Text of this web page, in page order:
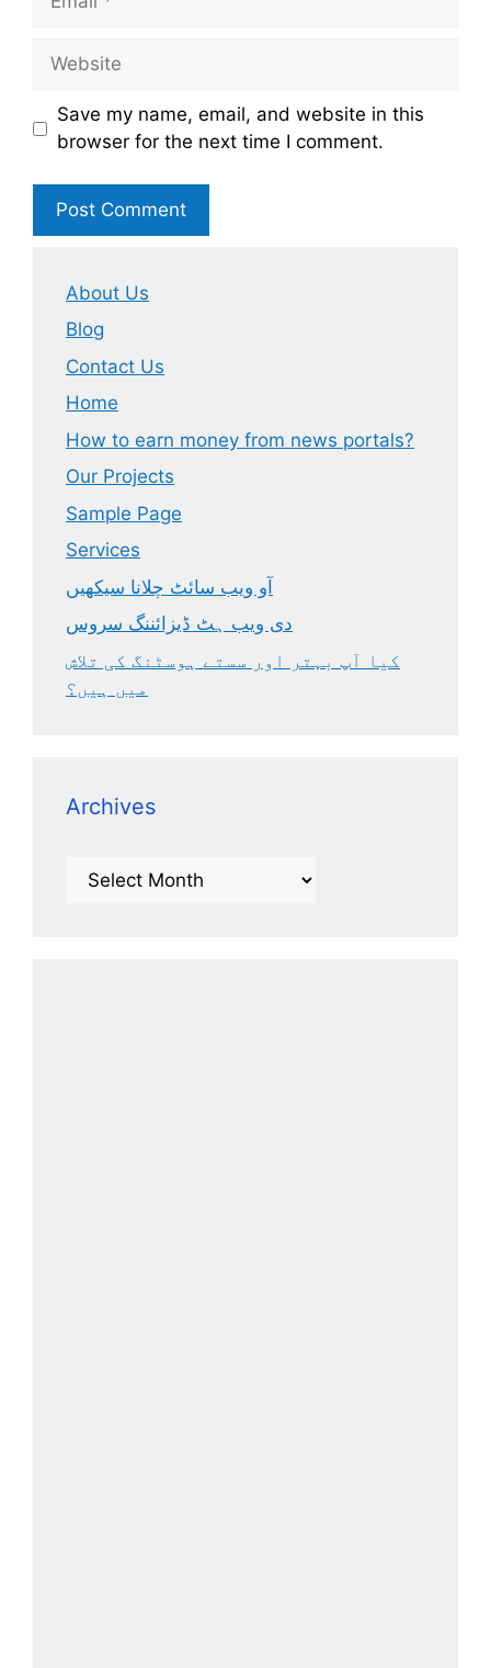
Website
Save my name, email, and website in this
browser for the next time I comment.
About Us
Blog
Contact Us
Home
How to earn money from news portals?
Our Projects
Sample Page
Services
آو ویب سائٹ چلانا سیکھیں
دی ویب ہٹ ڈیزائننگ سروس
کیا آپ بہتر اور سستے ہوسٹنگ کی تلاش
میں ہیں؟
Archives
Archives